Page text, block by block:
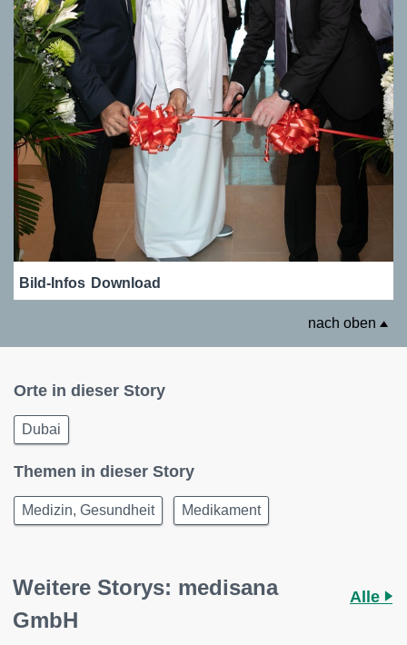
Bild-Infos Download
nach oben
Orte in dieser Story
Dubai
Themen in dieser Story
Medizin, Gesundheit Medikament
Weitere Storys: medisana
GmbH
Alle